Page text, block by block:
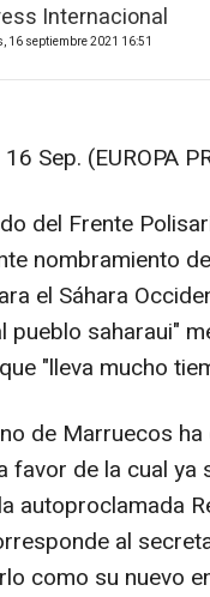
Internacional
16 septiembre 2021 16:51
Sep. (EUROPA
del Frente
nombramiento
el Sáhara
pueblo saharaui"
"lleva mucho
de Marruecos
favor de la cual ya
autoproclamada
al
como su nuevo